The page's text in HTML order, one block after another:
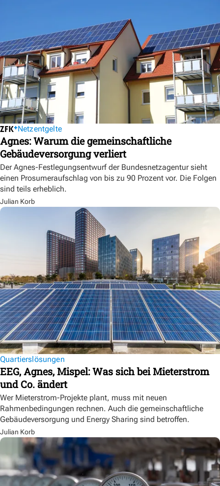
Netzentgelte
Agnes: Warum die gemeinschaftliche
Gebäudeversorgung verliert
Der Agnes-Festlegungsentwurf der Bundesnetzagentur sieht
einen Prosumeraufschlag von bis zu 90 Prozent vor. Die Folgen
sind teils erheblich.
Julian Korb
Quartierslösungen
EEG, Agnes, Mispel: Was sich bei Mieterstrom
und Co. ändert
Wer Mieterstrom-Projekte plant, muss mit neuen
Rahmenbedingungen rechnen. Auch die gemeinschaftliche
Gebäudeversorgung und Energy Sharing sind betroffen.
Julian Korb